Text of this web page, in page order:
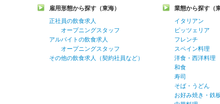
雇用形態から探す（東海）
正社員の飲食求人
オープニングスタッフ
アルバイトの飲食求人
オープニングスタッフ
その他の飲食求人（契約社員など）
業態から探す（
イタリアン
ピッツェリア
フレンチ
スペイン料理
洋食・西洋料理
和食
寿司
そば・うどん
お好み焼き・鉄